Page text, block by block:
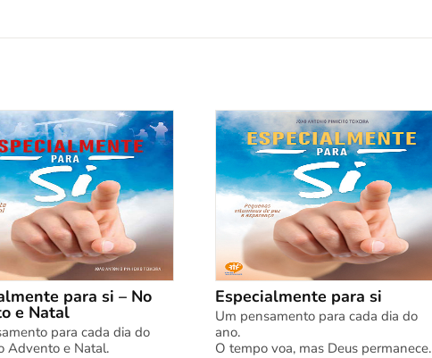
para si – No
e Natal
para cada dia do
Advento e Natal.
Especialmente para si
Um pensamento para cada dia do
ano.
O tempo voa, mas Deus permanece.